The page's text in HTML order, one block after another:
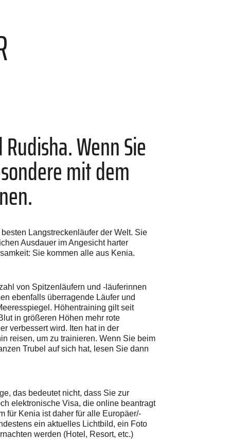
Wenn Sie
mit dem
Langstreckenläufer der Welt. Sie
Ausdauer im Angesicht harter
Sie kommen alle aus Kenia.
von Spitzenläufern und -läuferinnen
ebenfalls überragende Läufer und
Höhentraining gilt seit
in größeren Höhen mehr rote
verbessert wird. Iten hat in der
reisen, um zu trainieren. Wenn Sie beim
Trubel auf sich hat, lesen Sie dann
das bedeutet nicht, dass Sie zur
elektronische Visa, die online beantragt
für Kenia ist daher für alle Europäer/-
ein aktuelles Lichtbild, ein Foto
werden (Hotel, Resort, etc.)